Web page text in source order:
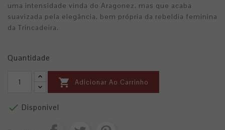
uma intensidade vinda do Aragonez, mas que acaba
suavizada pela elegância, bem própria da rebeldia feminina
da Trincadeira.
Quantidade
 Adicionar Ao Carrinho
 Disponivel